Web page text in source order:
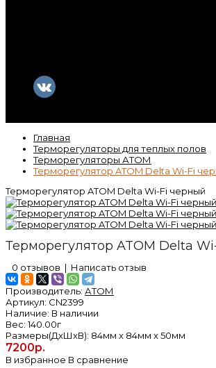
Главная
Терморегуляторы для теплых полов
Терморегуляторы АТОМ
Терморегулятор ATOM Delta Wi-Fi
Терморегулятор ATOM Delta Wi-Fi черный
Терморегулятор ATOM Delta
0 отзывов | Написать отзыв
Производитель: АТОМ
Артикул: CN2399
Наличие: В наличии
Вес:140.00г
Размеры(ДxШxВ): 84мм x 84мм x 50мм
7200р.
В избранное В сравнение